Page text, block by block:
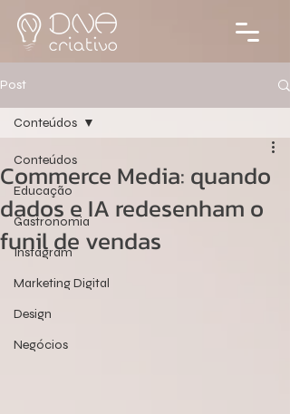
Post
Conteúdos
Educação
Gastronomia
Instagram
Marketing Digital
Design
Negócios
Conteúdos
Commerce Media: quando
dados e IA redesenham o
funil de vendas